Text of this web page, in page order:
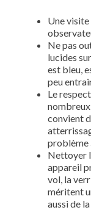
Une
Ne pas
lucides
est bleu,
peu
Le
nombreux
convient
problème
Nettoyer
appareil
vol, la
méritent
aussi de